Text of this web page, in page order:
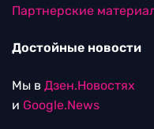
Партнерские
Достойные новости
Мы в Дзен.Новостях
и Google.News